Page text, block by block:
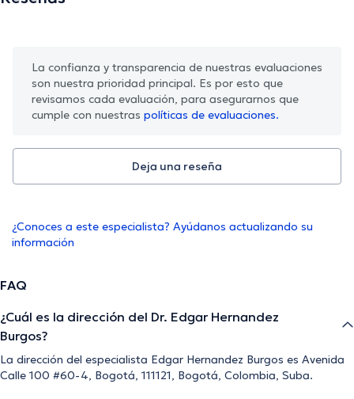
La confianza y transparencia de nuestras evaluaciones
son nuestra prioridad principal. Es por esto que
revisamos cada evaluación, para asegurarnos que
cumple con nuestras políticas de evaluaciones.
Deja una reseña
¿Conoces a este especialista? Ayúdanos actualizando su
información
FAQ
¿Cuál es la dirección del Dr. Edgar Hernandez
Burgos?
La dirección del especialista Edgar Hernandez Burgos es Avenida
Calle 100 #60-4, Bogotá, 111121, Bogotá, Colombia, Suba.